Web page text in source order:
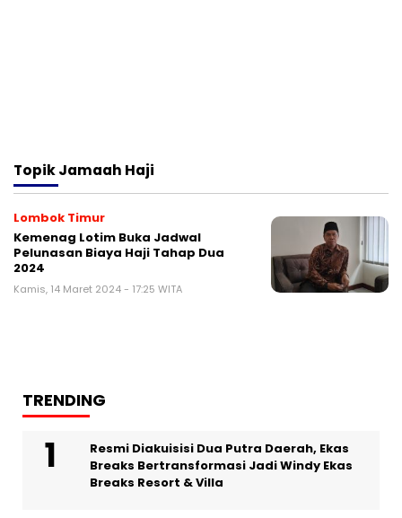
TopikJamaah Haji
Lombok Timur
Kemenag Lotim Buka Jadwal
Pelunasan Biaya Haji Tahap Dua
2024
Kamis, 14 Maret 2024 - 17:25 WITA
TRENDING
Resmi Diakuisisi Dua Putra Daerah, Ekas
Breaks Bertransformasi Jadi Windy Ekas
Breaks Resort & Villa